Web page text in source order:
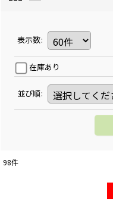
表示数:
在庫あり
並び順:
98件